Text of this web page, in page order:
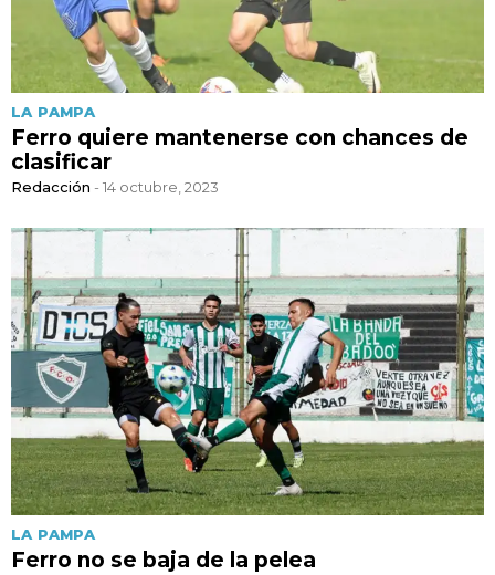
LA PAMPA
Ferro quiere mantenerse con chances de
clasificar
Redacción - 14 octubre, 2023
LA PAMPA
Ferro no se baja de la pelea